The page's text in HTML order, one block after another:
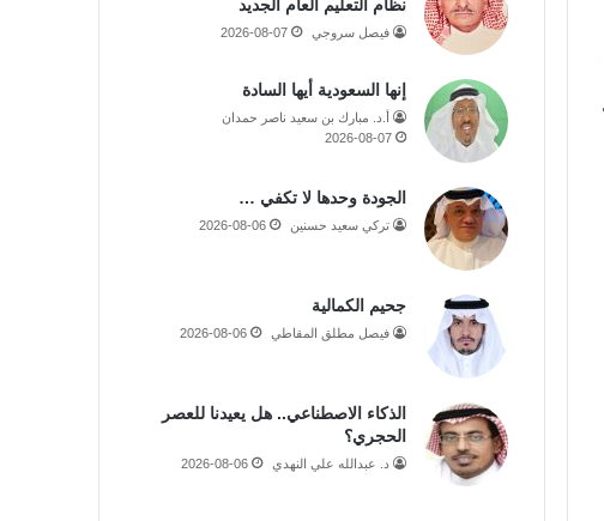
نظام التعليم العام الجديد
فيصل سروجي 2026-08-07
إنها السعودية أيها السادة
أ.د. مبارك بن سعيد ناصر حمدان
2026-08-07
الجودة وحدها لا تكفي …
تركي سعيد حسنين 2026-08-06
جحيم الكمالية
فيصل مطلق المقاطي 2026-08-06
الذكاء الاصطناعي.. هل يعيدنا للعصر
الحجري؟
د. عبدالله علي النهدي 2026-08-06